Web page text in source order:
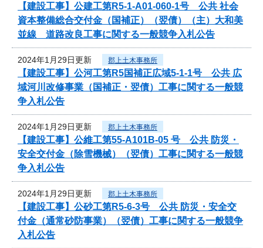
【建設工事】公建工第R5-1-A01-060-1号 公共 社会
資本整備総合交付金（国補正）（翌債）（主）大和美
並線 道路改良工事に関する一般競争入札公告
2024年1月29日更新 郡上土木事務所
【建設工事】公河工第R5国補正広域5-1-1号 公共 広
域河川改修事業（国補正・翌債）工事に関する一般競
争入札公告
2024年1月29日更新 郡上土木事務所
【建設工事】公維工第55-A101B-05 号 公共 防災・
安全交付金（除雪機械）（翌債）工事に関する一般競
争入札公告
2024年1月29日更新 郡上土木事務所
【建設工事】公砂工第R5-6-3号 公共 防災・安全交
付金（通常砂防事業）（翌債）工事に関する一般競争
入札公告